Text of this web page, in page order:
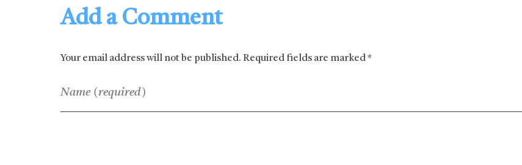
Add a Comment
Your email address will not be published. Required fields are marked *